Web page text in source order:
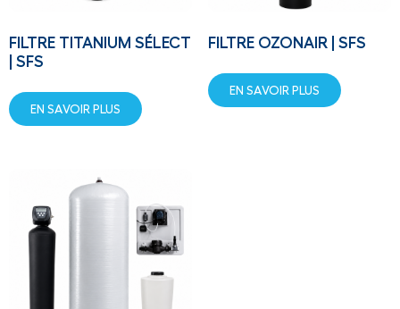
FILTRE TITANIUM SÉLECT
| SFS
EN SAVOIR PLUS
FILTRE OZONAIR | SFS
EN SAVOIR PLUS